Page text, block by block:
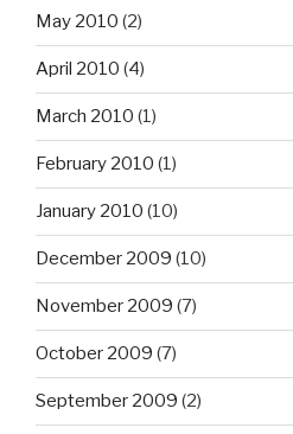
May 2010 (2)
April 2010 (4)
March 2010 (1)
February 2010 (1)
January 2010 (10)
December 2009 (10)
November 2009 (7)
October 2009 (7)
September 2009 (2)